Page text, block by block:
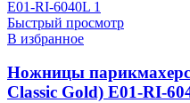
Быстрый просмотр
В избранное
Ножницы
Classic Gold) E01-RI-